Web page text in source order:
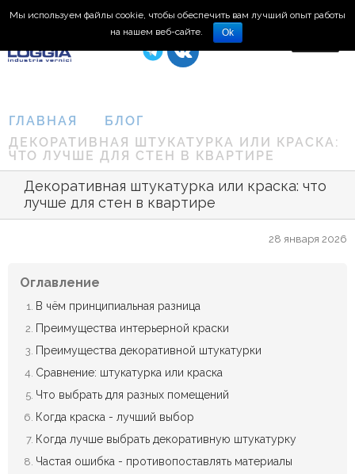
8 (495) 150-66-77
ГЛАВНАЯ
БЛОГ
ДЕКОРАТИВНАЯ ШТУКАТУРКА ИЛИ КРАСКА:
ЧТО ЛУЧШЕ ДЛЯ СТЕН В КВАРТИРЕ
Декоративная штукатурка или краска: что
лучше для стен в квартире
28 января 2026
Оглавление
В чём принципиальная разница
Преимущества интерьерной краски
Преимущества декоративной штукатурки
Сравнение: штукатурка или краска
Что выбрать для разных помещений
Когда краска - лучший выбор
Когда лучше выбрать декоративную штукатурку
Частая ошибка - противопоставлять материалы
Мы используем файлы cookie, чтобы обеспечить вам лучший опыт работы
на нашем веб-сайте.
Ok